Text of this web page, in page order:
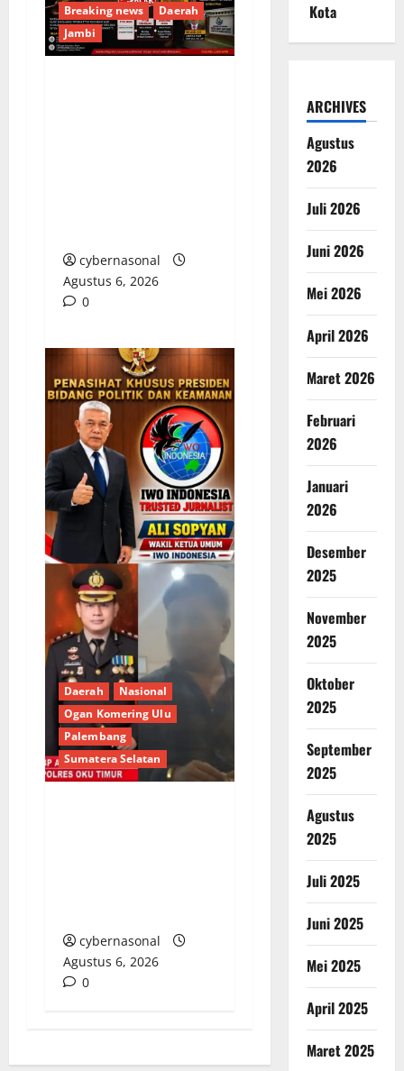
Breaking news
Daerah
Jambi
cybernasonal
Agustus 6, 2026
0
Daerah
Nasional
Ogan Komering Ulu
Palembang
Sumatera Selatan
cybernasonal
Agustus 6, 2026
0
Kota
ARCHIVES
Agustus
2026
Juli 2026
Juni 2026
Mei 2026
April 2026
Maret 2026
Februari
2026
Januari
2026
Desember
2025
November
2025
Oktober
2025
September
2025
Agustus
2025
Juli 2025
Juni 2025
Mei 2025
April 2025
Maret 2025